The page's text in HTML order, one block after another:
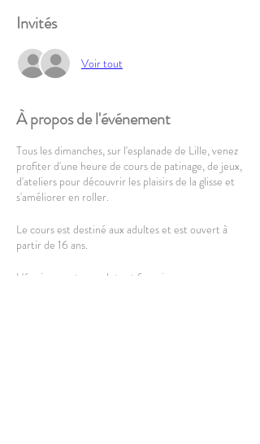
Invités
Voir tout
À propos de l'événement
Tous les dimanches, sur l'esplanade de Lille, venez
profiter d'une heure de cours de patinage, de jeux,
d'ateliers pour découvrir les plaisirs de la glisse et
s'améliorer en roller.
Le cours est destiné aux adultes et est ouvert à
partir de 16 ans.
L'équipement complet est fourni, vous pouvez